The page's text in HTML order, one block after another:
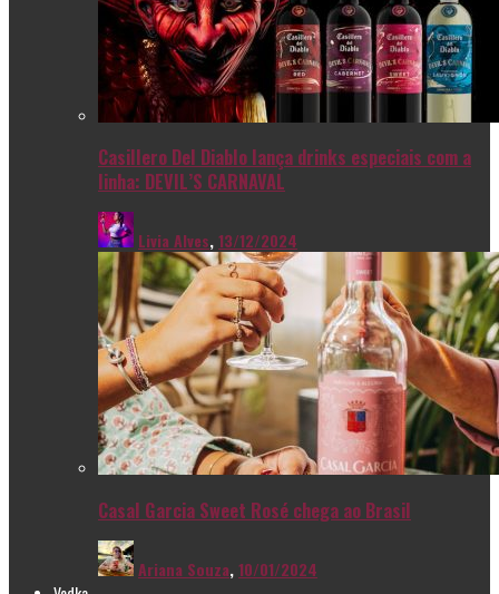
Casillero Del Diablo lança drinks especiais com a
linha: DEVIL’S CARNAVAL
Livia Alves,13/12/2024
Casal Garcia Sweet Rosé chega ao Brasil
Ariana Souza,10/01/2024